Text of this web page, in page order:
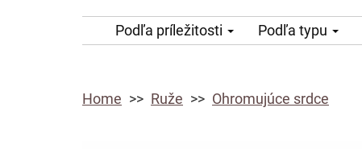
Podľa príležitosti Podľa typu
Home Ruže Ohromujúce srdce